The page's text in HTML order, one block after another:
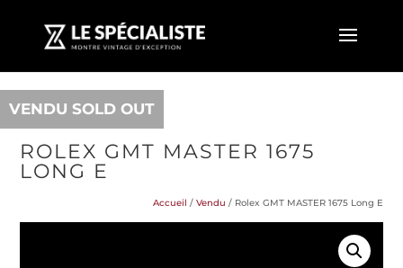
VENDU SOLD OUT
ROLEX GMT MASTER 1675
LONG E
Accueil / Vendu / Rolex GMT MASTER 1675 Long E